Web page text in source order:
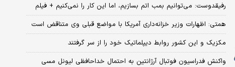
رفیقدوست: می‌توانیم بمب اتم بسازیم، اما این کار را نمی‌کنیم + فیلم
همتی: اظهارات وزیر خزانه‌داری آمریکا با مواضع قبلی وی متناقض است
مکزیک و این کشور روابط دیپلماتیک خود را از سر گرفتند
واکنش فدراسیون فوتبال آرژانتین به احتمال خداحافظی لیونل مسی